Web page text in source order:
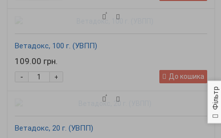
Фільтр
Ветадокс, 100 г. (УВПП)
109.00 грн.
+
- До кошика
Ветадокс, 20 г. (УВПП)